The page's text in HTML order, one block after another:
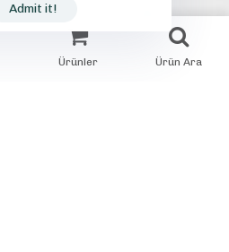
Ürünler Ürün Ara
Admit it!